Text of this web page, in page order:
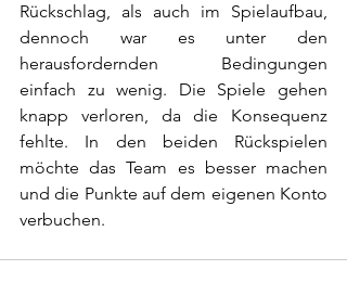
Rückschlag, als auch im Spielaufbau,
dennoch war es unter den
herausfordernden Bedingungen
einfach zu wenig. Die Spiele gehen
knapp verloren, da die Konsequenz
fehlte. In den beiden Rückspielen
möchte das Team es besser machen
und die Punkte auf dem eigenen Konto
verbuchen.